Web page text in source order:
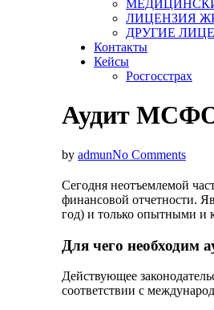
ЛИЦЕНЗИЯ
ДРУГИЕ
Контакты
Кейсы
Росгосстрах
Аудит
by admunNo Comments
Сегодня неотъемлемой
финансовой отчетности.
год) и только опытными и
Для чего
Действующее
соответствии с